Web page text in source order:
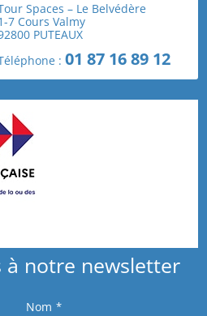
: Prévention du risque
de volailles
du Risque Biologique des
Légal et Moral
Spaces – Le Belvédère
7 Cours Valmy
PUTEAUX
:01 87 16 89 12
à notre newsletter
Nom *